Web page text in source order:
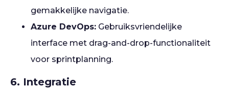
gemakkelijke navigatie.
Azure DevOps: Gebruiksvriendelijke
interface met drag-and-drop-functionaliteit
voor sprintplanning.
6. Integratie